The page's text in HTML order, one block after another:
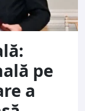
pe
a